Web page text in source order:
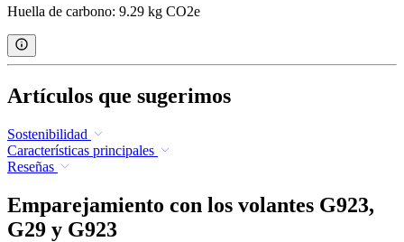
Huella de carbono: 9.29 kg CO2e
Artículos que sugerimos
Sostenibilidad
Características principales
Reseñas
Emparejamiento con los volantes G923,
G29 y G923